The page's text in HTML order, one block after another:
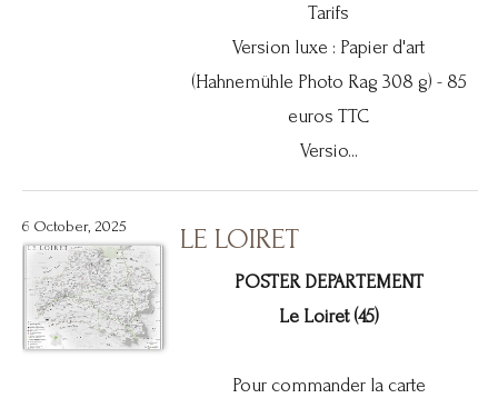
Tarifs
Version luxe : Papier d'art
(Hahnemühle Photo Rag 308 g) - 85
euros TTC
Versio...
6 October, 2025 LE LOIRET
POSTER DEPARTEMENT
Le Loiret (45)
Pour commander la carte